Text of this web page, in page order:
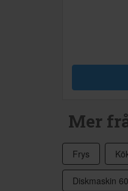
Mer
Frys
Diskmaskin